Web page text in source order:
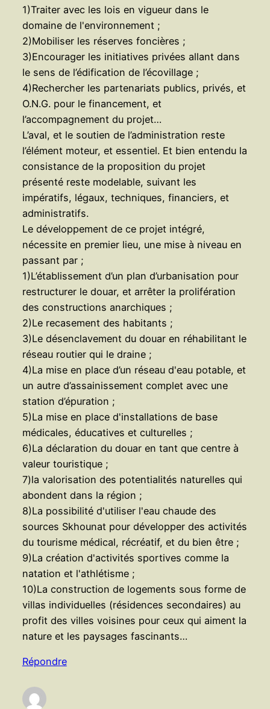
1)Traiter avec les lois en vigueur dans le
domaine de l'environnement ;
2)Mobiliser les réserves foncières ;
3)Encourager les initiatives privées allant dans
le sens de l’édification de l’écovillage ;
4)Rechercher les partenariats publics, privés, et
O.N.G. pour le financement, et
l’accompagnement du projet…
L’aval, et le soutien de l’administration reste
l’élément moteur, et essentiel. Et bien entendu la
consistance de la proposition du projet
présenté reste modelable, suivant les
impératifs, légaux, techniques, financiers, et
administratifs.
Le développement de ce projet intégré,
nécessite en premier lieu, une mise à niveau en
passant par ;
1)L’établissement d’un plan d’urbanisation pour
restructurer le douar, et arrêter la prolifération
des constructions anarchiques ;
2)Le recasement des habitants ;
3)Le désenclavement du douar en réhabilitant le
réseau routier qui le draine ;
4)La mise en place d’un réseau d'eau potable, et
un autre d’assainissement complet avec une
station d’épuration ;
5)La mise en place d'installations de base
médicales, éducatives et culturelles ;
6)La déclaration du douar en tant que centre à
valeur touristique ;
7)la valorisation des potentialités naturelles qui
abondent dans la région ;
8)La possibilité d'utiliser l'eau chaude des
sources Skhounat pour développer des activités
du tourisme médical, récréatif, et du bien être ;
9)La création d'activités sportives comme la
natation et l'athlétisme ;
10)La construction de logements sous forme de
villas individuelles (résidences secondaires) au
profit des villes voisines pour ceux qui aiment la
nature et les paysages fascinants…
Répondre